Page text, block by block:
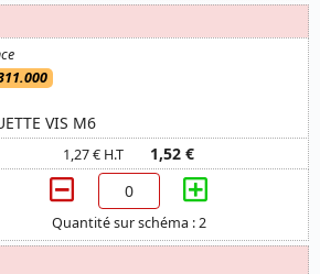
VIS M6
1,27 € H.T 1,52 €
Quantité sur schéma : 2